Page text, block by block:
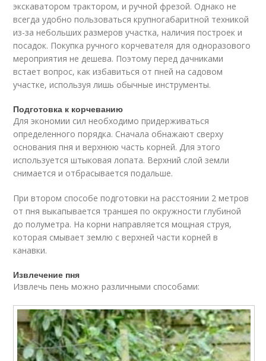
экскаватором трактором, и ручной фрезой. Однако не
всегда удобно пользоваться крупногабаритной техникой
из-за небольших размеров участка, наличия построек и
посадок. Покупка ручного корчевателя для одноразового
мероприятия не дешева. Поэтому перед дачниками
встает вопрос, как избавиться от пней на садовом
участке, используя лишь обычные инструменты.
Подготовка к корчеванию
Для экономии сил необходимо придерживаться
определенного порядка. Сначала обнажают сверху
основания пня и верхнюю часть корней. Для этого
используется штыковая лопата. Верхний слой земли
снимается и отбрасывается подальше.
При втором способе подготовки на расстоянии 2 метров
от пня выкапывается траншея по окружности глубиной
до полуметра. На корни направляется мощная струя,
которая смывает землю с верхней части корней в
канавки.
Извлечение пня
Извлечь пень можно различными способами: